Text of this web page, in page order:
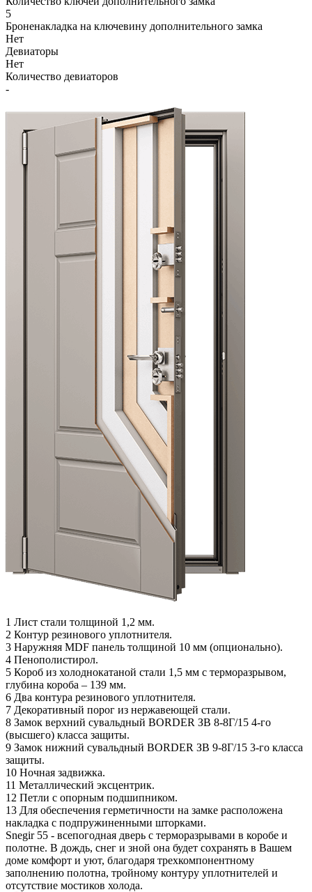
5
Броненакладка на ключевину дополнительного замка
Нет
Девиаторы
Нет
Количество девиаторов
-
1 Лист стали толщиной 1,2 мм.
2 Контур резинового уплотнителя.
3 Наружняя MDF панель толщиной 10 мм (опционально).
4 Пенополистирол.
5 Короб из холоднокатаной стали 1,5 мм с терморазрывом,
глубина короба – 139 мм.
6 Два контура резинового уплотнителя.
7 Декоративный порог из нержавеющей стали.
8 Замок верхний сувальдный BORDER ЗВ 8-8Г/15 4-го
(высшего) класса защиты.
9 Замок нижний сувальдный BORDER ЗВ 9-8Г/15 3-го класса
защиты.
10 Ночная задвижка.
11 Металлический эксцентрик.
12 Петли с опорным подшипником.
13 Для обеспечения герметичности на замке расположена
накладка с подпружиненными шторками.
Snegir 55 - всепогодная дверь с терморазрывами в коробе и
полотне. В дождь, снег и зной она будет сохранять в Вашем
доме комфорт и уют, благодаря трехкомпонентному
заполнению полотна, тройному контуру уплотнителей и
отсутствие мостиков холода.